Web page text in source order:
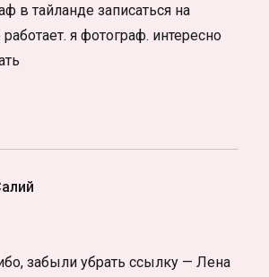
в тайланде записаться на
я фотограф. интересно
забыли убрать ссылку — Лена